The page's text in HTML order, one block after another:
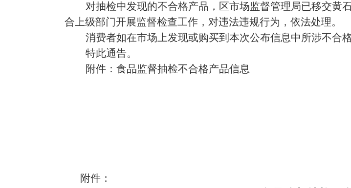
对抽检中发现的不合格产品， 区市场监督管理局已移交黄
合上级部门开展监督检查工作， 对违法违规行为，依法处理。
消费者如在市场上发现或购买到本次公布信息中所涉不合
特此通告。
附件：食品监督抽检不合格产品信息
附件：